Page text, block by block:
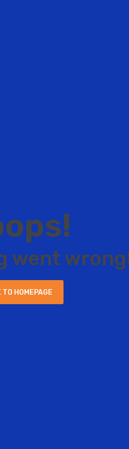
ops!
went wrong
TO HOM EPAG E